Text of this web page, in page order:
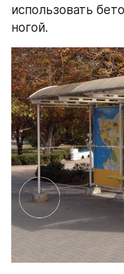
использовать
ногой.